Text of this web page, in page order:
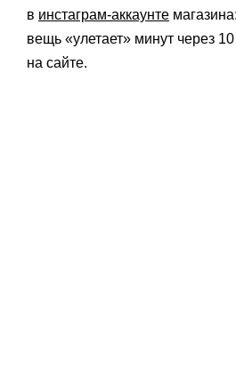
в инстаграм-аккаунте
вещь «улетает» минут через
на сайте.